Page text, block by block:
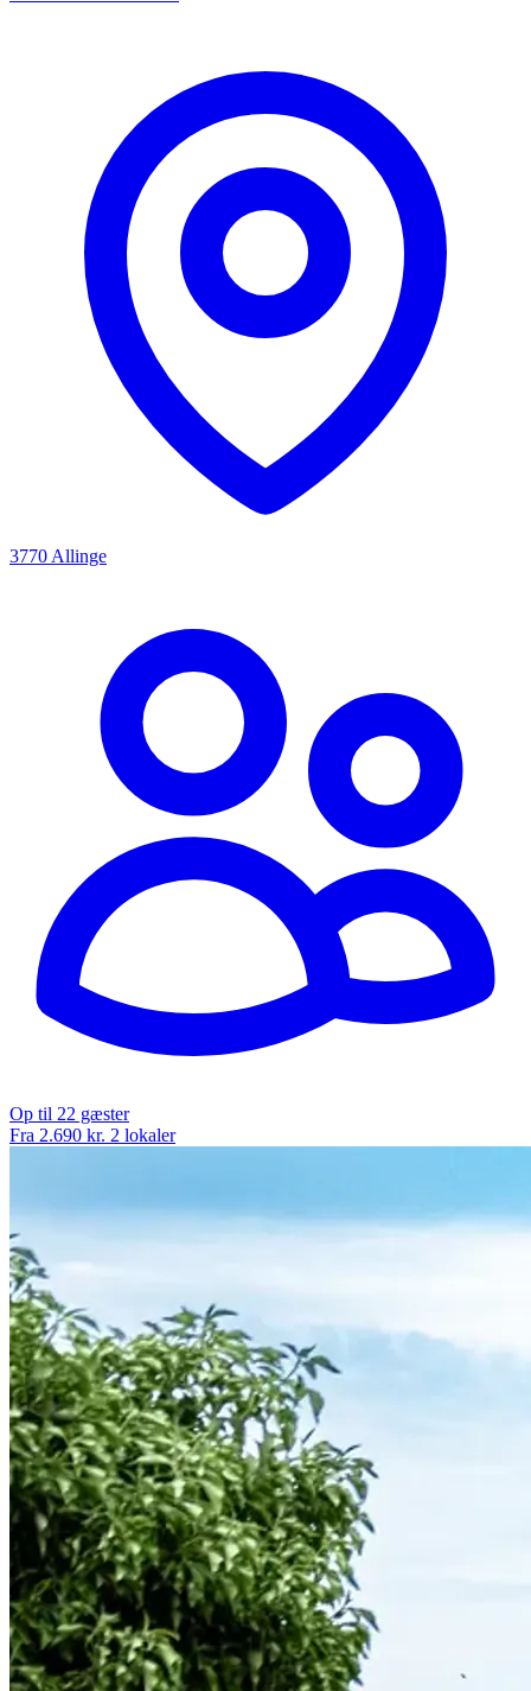
3770 Allinge
Op til 22 gæster
Fra 2.690 kr. 2 lokaler